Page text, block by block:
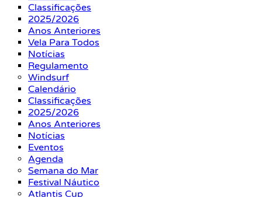
Classificações
2025/2026
Anos Anteriores
Vela Para Todos
Notícias
Regulamento
Windsurf
Calendário
Classificações
2025/2026
Anos Anteriores
Notícias
Eventos
Agenda
Semana do Mar
Festival Náutico
Atlantis Cup